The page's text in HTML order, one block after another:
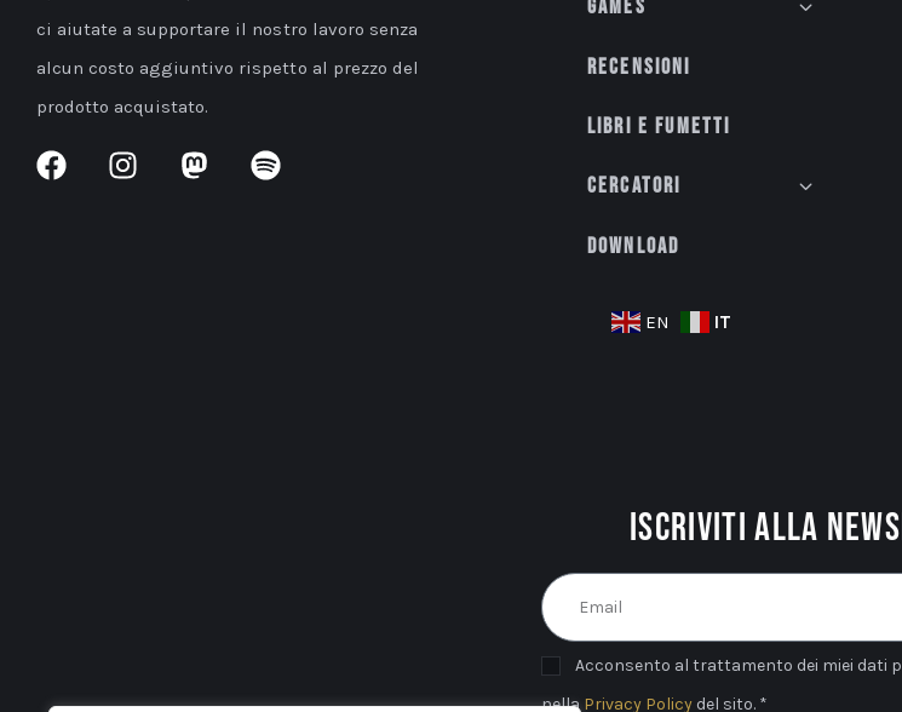
ci aiutate a supportare il nostro lavoro senza
alcun costo aggiuntivo rispetto al prezzo del
prodotto acquistato.
Games
Recensioni
Libri e fumetti
Cercatori
Download
EN IT
Iscriviti alla
Acconsento al trattamento dei miei dati
nella Privacy Policy del sito. *